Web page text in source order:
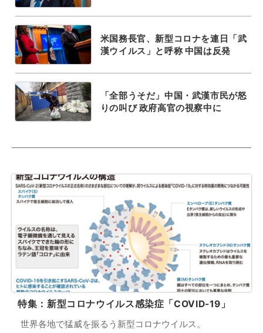
米国務長官、新型コロナを連日「武
漢ウイルス」と呼称 中国は反発
「全部うそだ」中国・武漢市民が怒
りの叫び 政府高官の視察中に
特集：新型コロナウイルス感染症「COVID-19」
世界各地で猛威を振るう新型コロナウイルス。